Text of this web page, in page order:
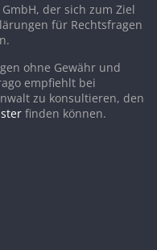
der sich zum Ziel
für Rechtsfragen
ohne Gewähr und
empfiehlt bei
zu konsultieren, den
finden können.